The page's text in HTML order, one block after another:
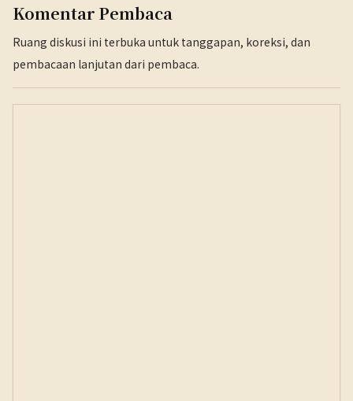
Komentar Pembaca
Ruang diskusi ini terbuka untuk tanggapan, koreksi, dan
pembacaan lanjutan dari pembaca.